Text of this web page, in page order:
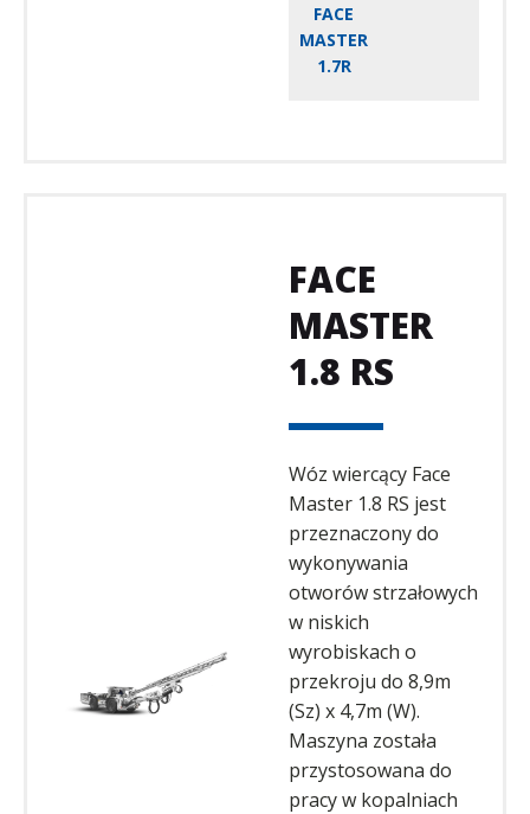
FACE
MASTER
1.7R
FACE
MASTER
1.8 RS
Wóz wiercący Face
Master 1.8 RS jest
przeznaczony do
wykonywania
otworów strzałowych
w niskich
wyrobiskach o
przekroju do 8,9m
(Sz) x 4,7m (W).
Maszyna została
przystosowana do
pracy w kopalniach